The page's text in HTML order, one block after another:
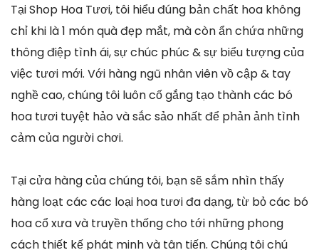
Tại Shop Hoa Tươi, tôi hiểu đúng bản chất hoa không
chỉ khi là 1 món quà đẹp mắt, mà còn ẩn chứa những
thông điệp tình ái, sự chúc phúc & sự biểu tượng của
việc tươi mới. Với hàng ngũ nhân viên vồ cập & tay
nghề cao, chúng tôi luôn cố gắng tạo thành các bó
hoa tươi tuyệt hảo và sắc sảo nhất để phản ảnh tình
cảm của người chơi.
Tại cửa hàng của chúng tôi, bạn sẽ sắm nhìn thấy
hàng loạt các các loại hoa tươi đa dạng, từ bỏ các bó
hoa cổ xưa và truyền thống cho tới những phong
cách thiết kế phát minh và tân tiến. Chúng tôi chú